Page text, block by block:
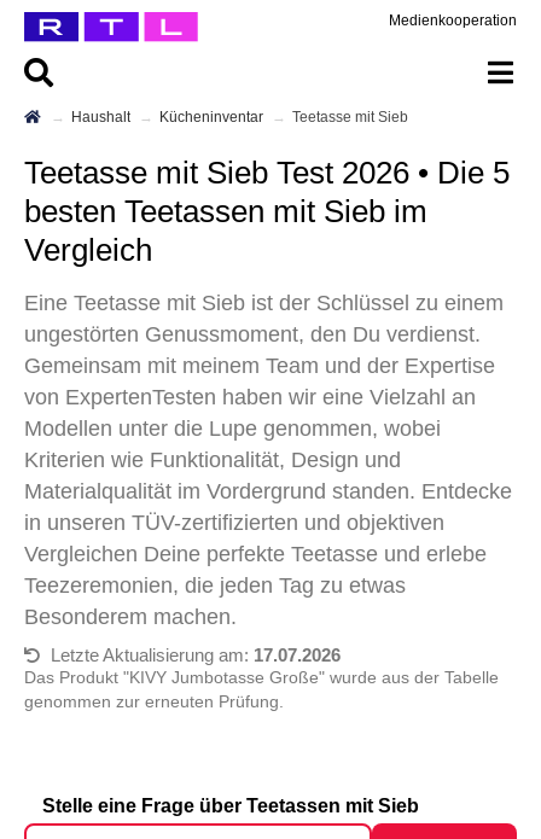
Medienkooperation
Haushalt Kücheninventar Teetasse mit Sieb
Teetasse mit Sieb Test 2026 • Die 5
besten Teetassen mit Sieb im
Vergleich
Eine Teetasse mit Sieb ist der Schlüssel zu einem
ungestörten Genussmoment, den Du verdienst.
Gemeinsam mit meinem Team und der Expertise
von ExpertenTesten haben wir eine Vielzahl an
Modellen unter die Lupe genommen, wobei
Kriterien wie Funktionalität, Design und
Materialqualität im Vordergrund standen. Entdecke
in unseren TÜV-zertifizierten und objektiven
Vergleichen Deine perfekte Teetasse und erlebe
Teezeremonien, die jeden Tag zu etwas
Besonderem machen.
Letzte Aktualisierung am: 17.07.2026
Das Produkt "KIVY Jumbotasse Große" wurde aus der Tabelle
genommen zur erneuten Prüfung.
Stelle eine Frage über Teetassen mit Sieb